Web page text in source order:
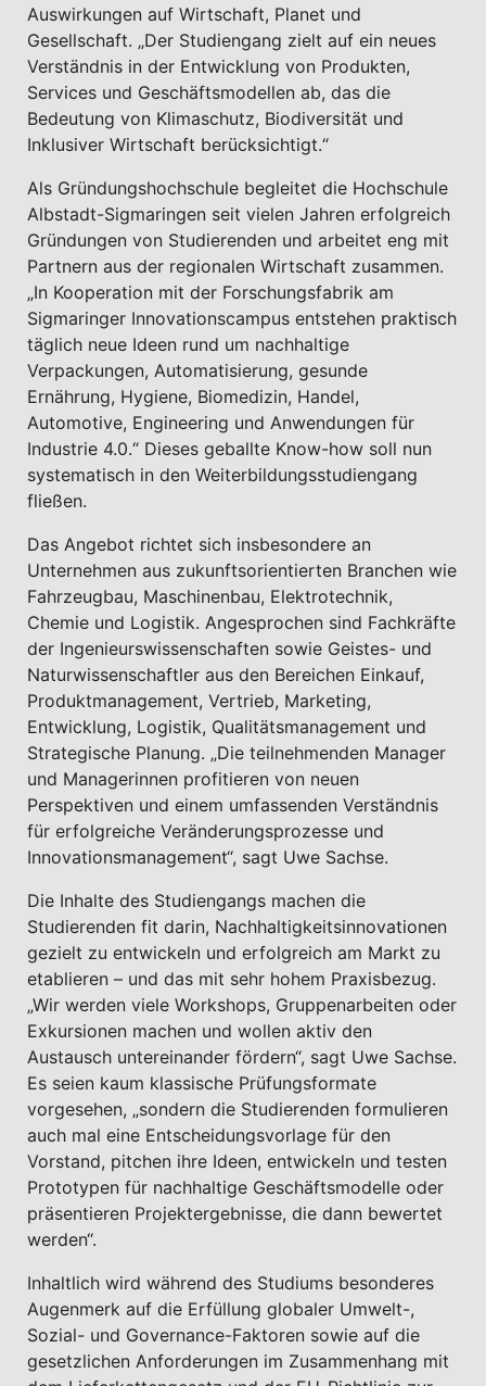
Auswirkungen auf Wirtschaft, Planet und
Gesellschaft. „Der Studiengang zielt auf ein neues
Verständnis in der Entwicklung von Produkten,
Services und Geschäftsmodellen ab, das die
Bedeutung von Klimaschutz, Biodiversität und
Inklusiver Wirtschaft berücksichtigt.“
Als Gründungshochschule begleitet die Hochschule
Albstadt-Sigmaringen seit vielen Jahren erfolgreich
Gründungen von Studierenden und arbeitet eng mit
Partnern aus der regionalen Wirtschaft zusammen.
„In Kooperation mit der Forschungsfabrik am
Sigmaringer Innovationscampus entstehen praktisch
täglich neue Ideen rund um nachhaltige
Verpackungen, Automatisierung, gesunde
Ernährung, Hygiene, Biomedizin, Handel,
Automotive, Engineering und Anwendungen für
Industrie 4.0.“ Dieses geballte Know-how soll nun
systematisch in den Weiterbildungsstudiengang
fließen.
Das Angebot richtet sich insbesondere an
Unternehmen aus zukunftsorientierten Branchen wie
Fahrzeugbau, Maschinenbau, Elektrotechnik,
Chemie und Logistik. Angesprochen sind Fachkräfte
der Ingenieurswissenschaften sowie Geistes- und
Naturwissenschaftler aus den Bereichen Einkauf,
Produktmanagement, Vertrieb, Marketing,
Entwicklung, Logistik, Qualitätsmanagement und
Strategische Planung. „Die teilnehmenden Manager
und Managerinnen profitieren von neuen
Perspektiven und einem umfassenden Verständnis
für erfolgreiche Veränderungsprozesse und
Innovationsmanagement“, sagt Uwe Sachse.
Die Inhalte des Studiengangs machen die
Studierenden fit darin, Nachhaltigkeitsinnovationen
gezielt zu entwickeln und erfolgreich am Markt zu
etablieren – und das mit sehr hohem Praxisbezug.
„Wir werden viele Workshops, Gruppenarbeiten oder
Exkursionen machen und wollen aktiv den
Austausch untereinander fördern“, sagt Uwe Sachse.
Es seien kaum klassische Prüfungsformate
vorgesehen, „sondern die Studierenden formulieren
auch mal eine Entscheidungsvorlage für den
Vorstand, pitchen ihre Ideen, entwickeln und testen
Prototypen für nachhaltige Geschäftsmodelle oder
präsentieren Projektergebnisse, die dann bewertet
werden“.
Inhaltlich wird während des Studiums besonderes
Augenmerk auf die Erfüllung globaler Umwelt-,
Sozial- und Governance-Faktoren sowie auf die
gesetzlichen Anforderungen im Zusammenhang mit